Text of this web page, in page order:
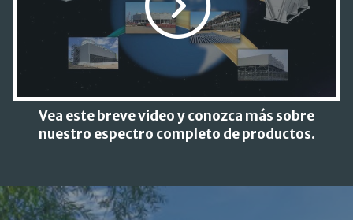
Vea este breve video y conozca más sobre
nuestro espectro completo de productos.